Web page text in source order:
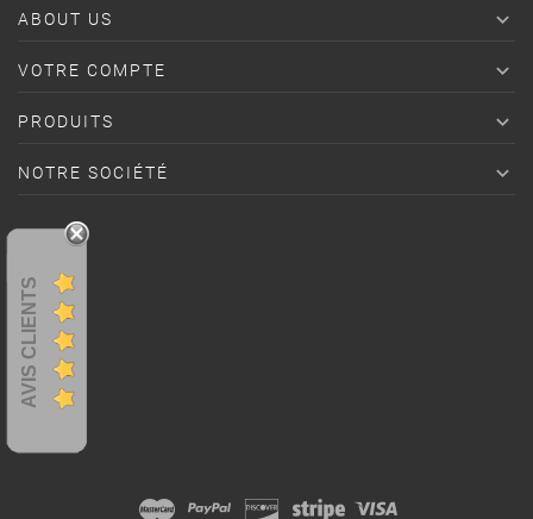
ABOUT US 
VOTRE COMPTE 
PRODUITS 
NOTRE SOCIÉTÉ 
AVIS CLIENTS